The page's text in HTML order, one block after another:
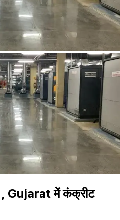
Gujarat में कंक्रीट